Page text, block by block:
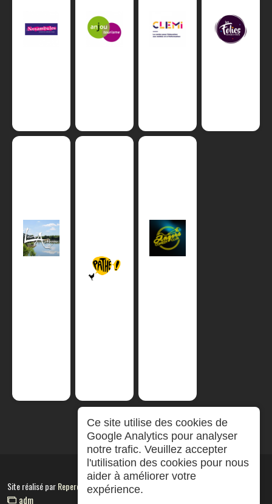
Site réalisé parRepereCom
adm
Ce site utilise des cookies de
Google Analytics pour analyser
notre trafic. Veuillez accepter
l'utilisation des cookies pour nous
aider à améliorer votre
expérience.